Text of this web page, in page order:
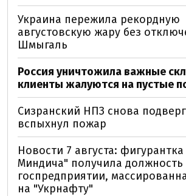
Украина пережила рекордную
августовскую жару без
Шмыгаль
Россия уничтожила важные
клиенты жалуются на пустые
Сизранский НПЗ снова
вспыхнул пожар
Новости 7 августа:
Миндича" получила должность
госпредприятии,
на "Укрнафту"